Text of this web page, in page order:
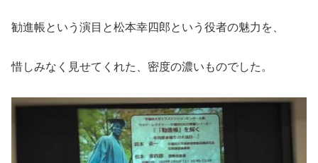
勧進帳という演目と松本幸四郎という役者の魅力を、
惜しみなく見せてくれた、密度の濃いものでした。